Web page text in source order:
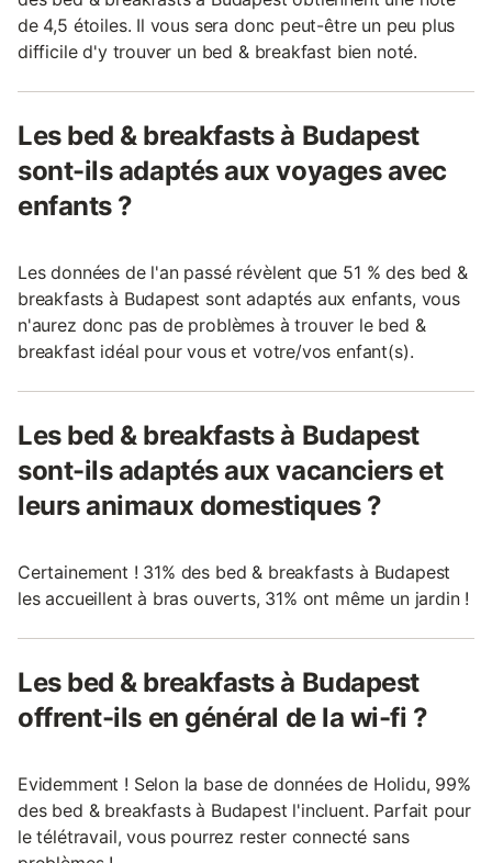
de 4,5 étoiles. Il vous sera donc peut-être un peu plus
difficile d'y trouver un bed & breakfast bien noté.
Les bed & breakfasts à Budapest
sont-ils adaptés aux voyages avec
enfants ?
Les données de l'an passé révèlent que 51 % des bed &
breakfasts à Budapest sont adaptés aux enfants, vous
n'aurez donc pas de problèmes à trouver le bed &
breakfast idéal pour vous et votre/vos enfant(s).
Les bed & breakfasts à Budapest
sont-ils adaptés aux vacanciers et
leurs animaux domestiques ?
Certainement ! 31% des bed & breakfasts à Budapest
les accueillent à bras ouverts, 31% ont même un jardin !
Les bed & breakfasts à Budapest
offrent-ils en général de la wi-fi ?
Evidemment ! Selon la base de données de Holidu, 99%
des bed & breakfasts à Budapest l'incluent. Parfait pour
le télétravail, vous pourrez rester connecté sans